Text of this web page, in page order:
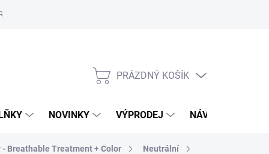
řád
NÁKUPNÍ
PRÁZDNÝ KOŠÍK
NOVINKY VÝPRODEJ NÁVODY
Breathable Treatment + Color
Neutrální